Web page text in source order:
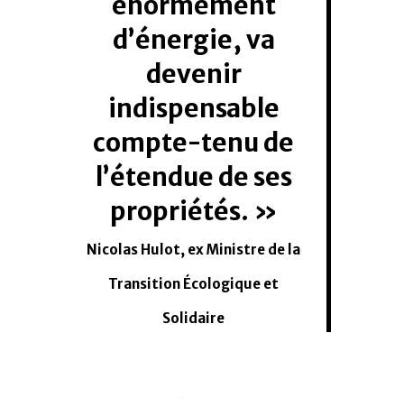
d’énergie, va
devenir
indispensable
compte-tenu de
l’étendue de ses
propriétés.
Nicolas Hulot, ex Ministre de la
Transition Écologique et
Solidaire